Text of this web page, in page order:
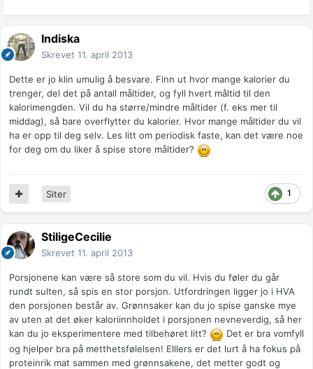
Indiska
Skrevet 11. april 2013
Dette er jo klin umulig å besvare. Finn ut hvor mange kalorier du
trenger, del det på antall måltider, og fyll hvert måltid til den
kalorimengden. Vil du ha større/mindre måltider (f. eks mer til
middag), så bare overflytter du kalorier. Hvor mange måltider du vil
ha er opp til deg selv. Les litt om periodisk faste, kan det være noe
for deg om du liker å spise store måltider?
1
Siter
StiligeCecilie
Skrevet 11. april 2013
Porsjonene kan være så store som du vil. Hvis du føler du går
rundt sulten, så spis en stor porsjon. Utfordringen ligger jo i HVA
den porsjonen består av. Grønnsaker kan du jo spise ganske mye
av uten at det øker kaloriinnholdet i porsjonen nevneverdig, så her
kan du jo eksperimentere med tilbehøret litt?
Det er bra vomfyll
og hjelper bra på metthetsfølelsen! Elllers er det lurt å ha fokus på
proteinrik mat sammen med grønnsakene, det metter godt og